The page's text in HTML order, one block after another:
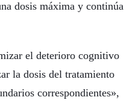
dosis máxima y continúa
el deterioro cognitivo
la dosis del tratamiento
correspondientes»,